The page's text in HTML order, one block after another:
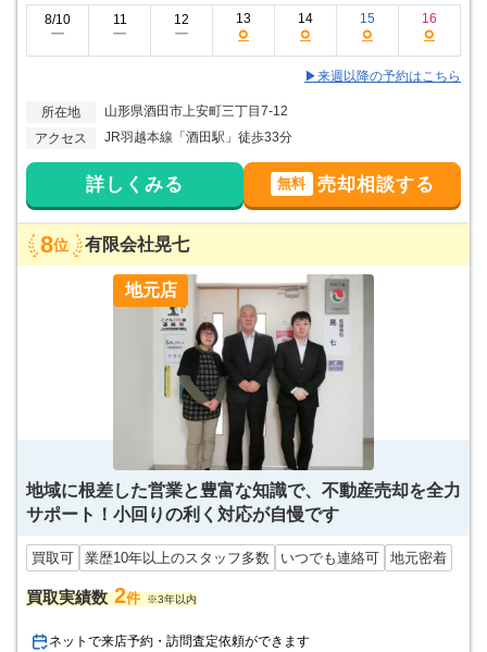
8/10
ー
11
ー
12
ー
13
○
14
○
15
○
16
○
▶来週以降の予約はこちら
所在地
山形県酒田市上安町三丁目7-12
アクセス
JR羽越本線「酒田駅」徒歩33分
詳しくみる 無料 売却相談する
8位 有限会社晃七
地元店
地域に根差した営業と豊富な知識で、不動産売却を全力
サポート！小回りの利く対応が自慢です
買取可 業歴10年以上のスタッフ多数 いつでも連絡可 地元密着
買取実績数 2件 ※3年以内
ネットで来店予約・訪問査定依頼ができます